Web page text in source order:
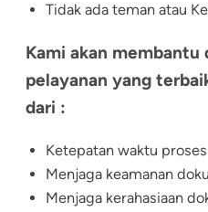
Tidak ada teman atau
Kami akan membantu
pelayanan yang
dari :
Ketepatan waktu proses
Menjaga keamanan
Menjaga kerahasiaan